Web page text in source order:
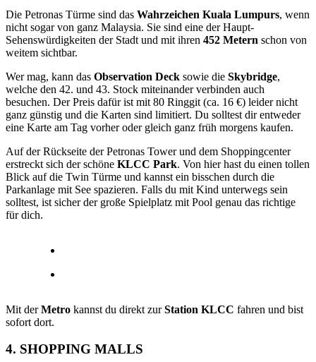
Die Petronas Türme sind das Wahrzeichen Kuala Lumpurs, wenn
nicht sogar von ganz Malaysia. Sie sind eine der Haupt-
Sehenswürdigkeiten der Stadt und mit ihren 452 Metern schon von
weitem sichtbar.
Wer mag, kann das Observation Deck sowie die Skybridge,
welche den 42. und 43. Stock miteinander verbinden auch
besuchen. Der Preis dafür ist mit 80 Ringgit (ca. 16 €) leider nicht
ganz günstig und die Karten sind limitiert. Du solltest dir entweder
eine Karte am Tag vorher oder gleich ganz früh morgens kaufen.
Auf der Rückseite der Petronas Tower und dem Shoppingcenter
erstreckt sich der schöne KLCC Park. Von hier hast du einen tollen
Blick auf die Twin Türme und kannst ein bisschen durch die
Parkanlage mit See spazieren. Falls du mit Kind unterwegs sein
solltest, ist sicher der große Spielplatz mit Pool genau das richtige
für dich.
Mit derMetro kannst du direkt zurStation KLCC fahren und bist
sofort dort.
4. SHOPPING MALLS